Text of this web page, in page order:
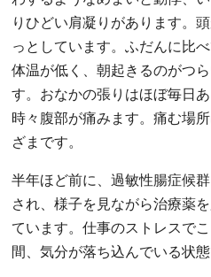
りひどい肩凝りがあります。
っとしています。ふだんに比
体温が低く、朝起きるのがつ
す。おなかの張りはほぼ毎日あ
時々腹部が痛みます。痛む場所
ざまです。
半年ほど前に、過敏性腸症候
され、様子を見ながら治療薬
ています。仕事のストレスで
間、気分が落ち込んでいる状態